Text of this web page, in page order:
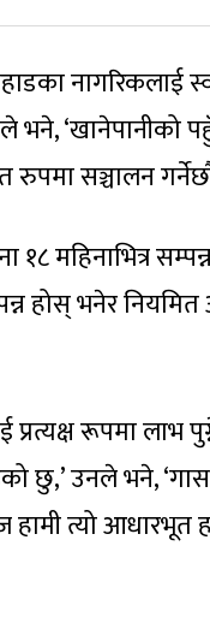
नागरिकलाई
‘खानेपानीको
सञ्चालन
१८ महिनाभित्र
होस् भनेर
प्रत्यक्ष रूपमा
छु,’ उनले भने,
त्यो आधारभूत